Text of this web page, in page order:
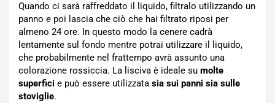
Quando ci sarà raffreddato il liquido, filtralo utilizzando un
panno e poi lascia che ciò che hai filtrato riposi per
almeno 24 ore. In questo modo la cenere cadrà
lentamente sul fondo mentre potrai utilizzare il liquido,
che probabilmente nel frattempo avrà assunto una
colorazione rossiccia. La lisciva è ideale su molte
superfici e può essere utilizzata sia sui panni sia sulle
stoviglie.